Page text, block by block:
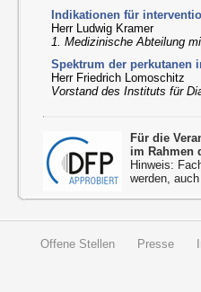
Indikationen für
Herr Ludwig Kramer
1. Medizinische Abteilung
Spektrum der perkutanen
Herr Friedrich Lomoschitz
Vorstand des Instituts für
Für die
im Rahmen
Hinweis:
werden,
Offene Stellen Presse